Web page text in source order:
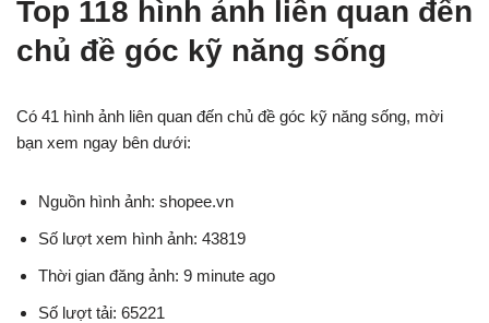
Top 118 hình ảnh liên quan đến
chủ đề góc kỹ năng sống
Có 41 hình ảnh liên quan đến chủ đề góc kỹ năng sống, mời
bạn xem ngay bên dưới:
Nguồn hình ảnh: shopee.vn
Số lượt xem hình ảnh: 43819
Thời gian đăng ảnh: 9 minute ago
Số lượt tải: 65221